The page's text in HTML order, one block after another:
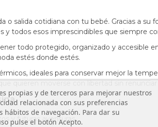
o salida cotidiana con tu bebé. Gracias a
y todos esos imprescindibles que siempre
todo protegido, organizado y accesible
estés donde estés.
ideales para conservar mejor la
quieren moverse con libertad sin
y futuras aventuras.
propias y de terceros para mejorar nuestros
relacionada con sus preferencias
hábitos de navegación. Para dar su
pulse el botón Acepto.